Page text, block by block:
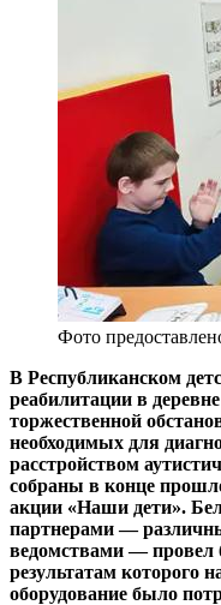
Фото
В Республиканском
реабилитации в
торжественной
необходимых для
расстройством
собраны в конце
акции «Наши дети».
партнерами —
ведомствами — провел
результатам которого
оборудование было